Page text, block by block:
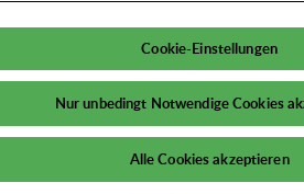
DE
Cookie-Einstellungen
Nur unbedingt Notwendige Cookies
Alle Cookies akzeptieren